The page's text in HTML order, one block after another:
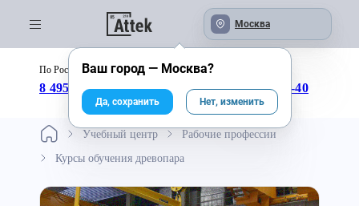
Москва
По России бесплатно:
8 495 246-04-43 8 800 333-25-40
Учебный центр
Рабочие профессии
Курсы обучения древопара
Ваш город — Москва?
Да, сохранить Нет, изменить